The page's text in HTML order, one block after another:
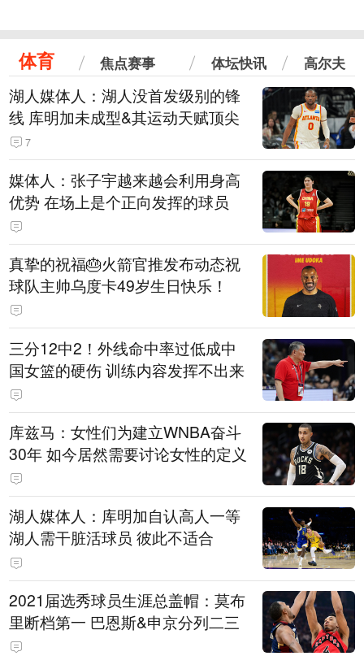
体育 焦点赛事 体坛快讯 高尔夫
湖人媒体人：湖人没首发级别的锋
线 库明加未成型&其运动天赋顶尖
7
媒体人：张子宇越来越会利用身高
优势 在场上是个正向发挥的球员
真挚的祝福🎂火箭官推发布动态祝
球队主帅乌度卡49岁生日快乐！
三分12中2！外线命中率过低成中
国女篮的硬伤 训练内容发挥不出来
库兹马：女性们为建立WNBA奋斗
30年 如今居然需要讨论女性的定义
湖人媒体人：库明加自认高人一等
湖人需干脏活球员 彼此不适合
2021届选秀球员生涯总盖帽：莫布
里断档第一 巴恩斯&申京分列二三